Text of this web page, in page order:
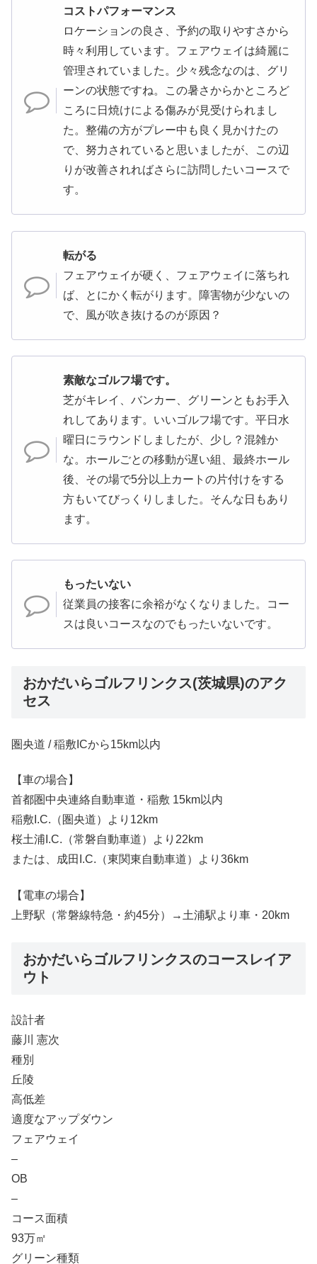
コストパフォーマンス
ロケーションの良さ、予約の取りやすさから
時々利用しています。フェアウェイは綺麗に
管理されていました。少々残念なのは、グリ
ーンの状態ですね。この暑さからかところど
ころに日焼けによる傷みが見受けられまし
た。整備の方がプレー中も良く見かけたの
で、努力されていると思いましたが、この辺
りが改善されればさらに訪問したいコースで
す。
転がる
フェアウェイが硬く、フェアウェイに落ちれ
ば、とにかく転がります。障害物が少ないの
で、風が吹き抜けるのが原因？
素敵なゴルフ場です。
芝がキレイ、バンカー、グリーンともお手入
れしてあります。いいゴルフ場です。平日水
曜日にラウンドしましたが、少し？混雑か
な。ホールごとの移動が遅い組、最終ホール
後、その場で5分以上カートの片付けをする
方もいてびっくりしました。そんな日もあり
ます。
もったいない
従業員の接客に余裕がなくなりました。コー
スは良いコースなのでもったいないです。
おかだいらゴルフリンクス(茨城県)のアク
セス
圏央道 / 稲敷ICから15km以内
【車の場合】
首都圏中央連絡自動車道・稲敷 15km以内
稲敷I.C.（圏央道）より12km
桜土浦I.C.（常磐自動車道）より22km
または、成田I.C.（東関東自動車道）より36km
【電車の場合】
上野駅（常磐線特急・約45分）→土浦駅より車・20km
おかだいらゴルフリンクスのコースレイア
ウト
設計者
藤川 憲次
種別
丘陵
高低差
適度なアップダウン
フェアウェイ
–
OB
–
コース面積
93万㎡
グリーン種類